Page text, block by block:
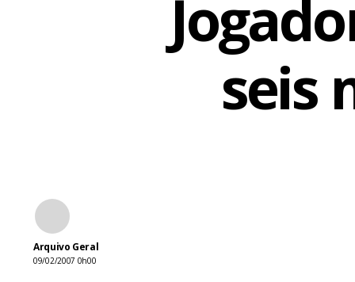
seis
Arquivo Geral
09/02/2007 0h00